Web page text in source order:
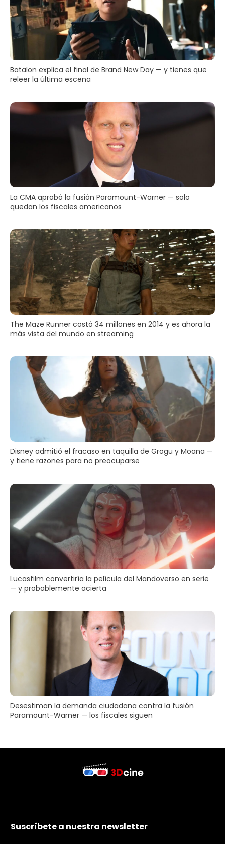
Batalon explica el final de Brand New Day — y tienes que
releer la última escena
La CMA aprobó la fusión Paramount-Warner — solo
quedan los fiscales americanos
The Maze Runner costó 34 millones en 2014 y es ahora la
más vista del mundo en streaming
Disney admitió el fracaso en taquilla de Grogu y Moana —
y tiene razones para no preocuparse
Lucasfilm convertiría la película del Mandoverso en serie
— y probablemente acierta
Desestiman la demanda ciudadana contra la fusión
Paramount-Warner — los fiscales siguen
Suscríbete a nuestra newsletter